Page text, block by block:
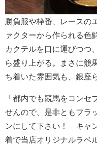
勝負服や枠番、レースの
ァクターから作られる色
カクテルを口に運びつつ
ら盛り上がる。まさに競
ち着いた雰囲気も、銀座
「都内でも競馬をコンセ
せんので、是非ともフラ
ンにして下さい！ キャ
着で当店オリジナルラベ